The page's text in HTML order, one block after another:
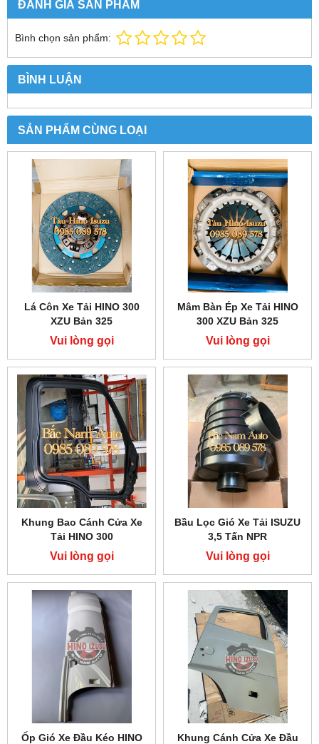
ĐÁNH GIÁ SẢN PHẨM
Bình chọn sản phẩm:
BÌNH LUẬN
SẢN PHẨM CÙNG LOẠI
Lá Côn Xe Tải HINO 300
XZU Bản 325
Vui lòng gọi
Mâm Bàn Ép Xe Tải HINO
300 XZU Bản 325
Vui lòng gọi
Khung Bao Cánh Cửa Xe
Tải HINO 300
Vui lòng gọi
Bầu Lọc Gió Xe Tải ISUZU
3,5 Tấn NPR
Vui lòng gọi
Ốp Gió Xe Đầu Kéo HINO
Khung Cánh Cửa Xe Đầu